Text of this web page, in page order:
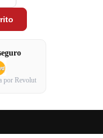
por Revolut